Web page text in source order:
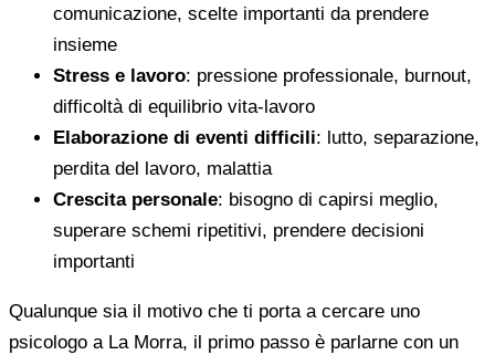
comunicazione, scelte importanti da prendere
insieme
Stress e lavoro: pressione professionale, burnout,
difficoltà di equilibrio vita-lavoro
Elaborazione di eventi difficili: lutto, separazione,
perdita del lavoro, malattia
Crescita personale: bisogno di capirsi meglio,
superare schemi ripetitivi, prendere decisioni
importanti
Qualunque sia il motivo che ti porta a cercare uno
psicologo a La Morra, il primo passo è parlarne con un